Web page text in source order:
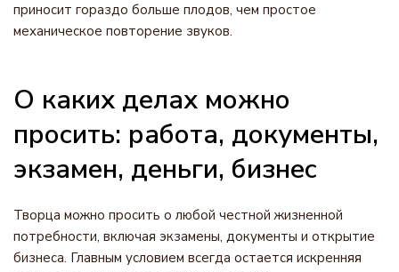
приносит гораздо больше плодов, чем простое
механическое повторение звуков.
О каких делах можно
просить: работа, документы,
экзамен, деньги, бизнес
Творца можно просить о любой честной жизненной
потребности, включая экзамены, документы и открытие
бизнеса. Главным условием всегда остается искренняя